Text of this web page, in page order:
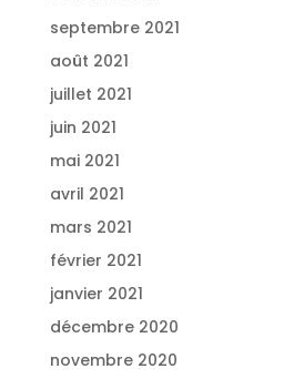
septembre 2021
août 2021
juillet 2021
juin 2021
mai 2021
avril 2021
mars 2021
février 2021
janvier 2021
décembre 2020
novembre 2020